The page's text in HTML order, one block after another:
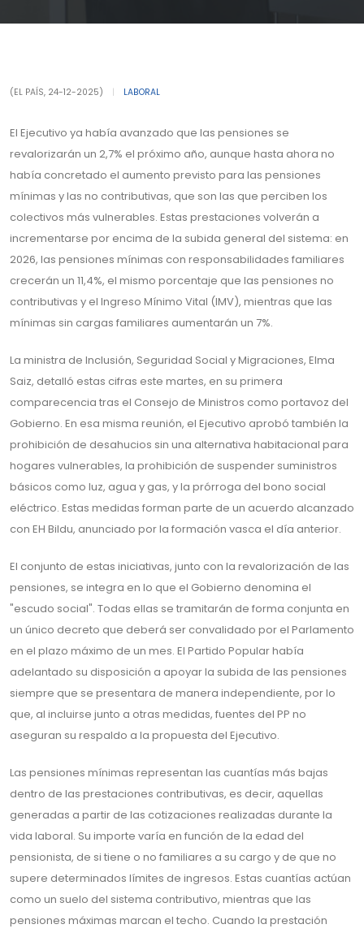
(EL PAÍS, 24-12-2025) LABORAL
El Ejecutivo ya había avanzado que las pensiones se
revalorizarán un 2,7% el próximo año, aunque hasta ahora no
había concretado el aumento previsto para las pensiones
mínimas y las no contributivas, que son las que perciben los
colectivos más vulnerables. Estas prestaciones volverán a
incrementarse por encima de la subida general del sistema: en
2026, las pensiones mínimas con responsabilidades familiares
crecerán un 11,4%, el mismo porcentaje que las pensiones no
contributivas y el Ingreso Mínimo Vital (IMV), mientras que las
mínimas sin cargas familiares aumentarán un 7%.
La ministra de Inclusión, Seguridad Social y Migraciones, Elma
Saiz, detalló estas cifras este martes, en su primera
comparecencia tras el Consejo de Ministros como portavoz del
Gobierno. En esa misma reunión, el Ejecutivo aprobó también la
prohibición de desahucios sin una alternativa habitacional para
hogares vulnerables, la prohibición de suspender suministros
básicos como luz, agua y gas, y la prórroga del bono social
eléctrico. Estas medidas forman parte de un acuerdo alcanzado
con EH Bildu, anunciado por la formación vasca el día anterior.
El conjunto de estas iniciativas, junto con la revalorización de las
pensiones, se integra en lo que el Gobierno denomina el
"escudo social". Todas ellas se tramitarán de forma conjunta en
un único decreto que deberá ser convalidado por el Parlamento
en el plazo máximo de un mes. El Partido Popular había
adelantado su disposición a apoyar la subida de las pensiones
siempre que se presentara de manera independiente, por lo
que, al incluirse junto a otras medidas, fuentes del PP no
aseguran su respaldo a la propuesta del Ejecutivo.
Las pensiones mínimas representan las cuantías más bajas
dentro de las prestaciones contributivas, es decir, aquellas
generadas a partir de las cotizaciones realizadas durante la
vida laboral. Su importe varía en función de la edad del
pensionista, de si tiene o no familiares a su cargo y de que no
supere determinados límites de ingresos. Estas cuantías actúan
como un suelo del sistema contributivo, mientras que las
pensiones máximas marcan el techo. Cuando la prestación